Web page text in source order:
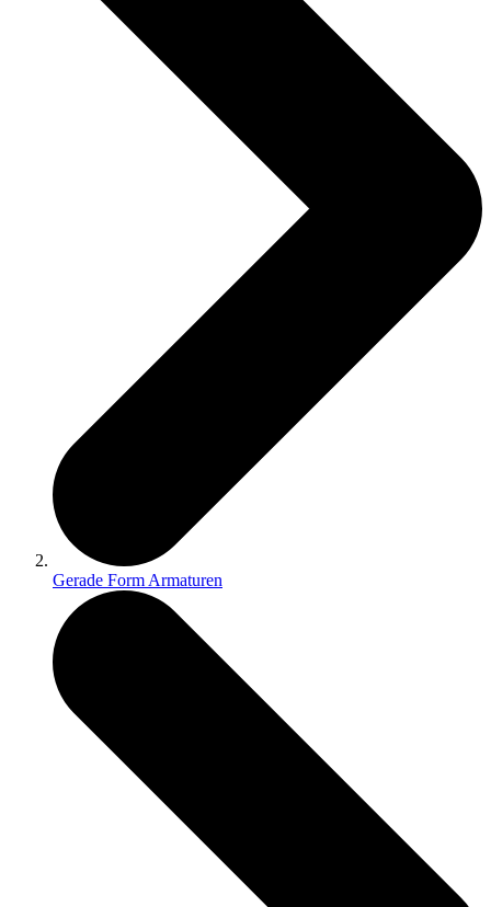
Gerade Form Armaturen